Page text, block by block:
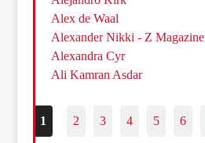
Alex de Waal
Alexander Nikki - Z Magazine
Alexandra Cyr
Ali Kamran Asdar
1 2 3 4 5 6